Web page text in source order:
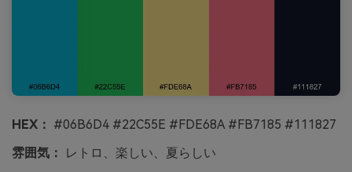
HEX： #06B6D4 #22C55E #FDE68A #FB7185 #111827
雰囲気：
レトロ、楽しい、夏らしい